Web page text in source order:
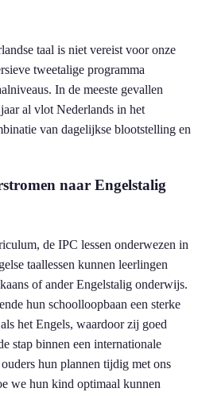
taal is niet vereist voor onze
tweetalige programma
In de meeste gevallen
al vlot Nederlands in het
van dagelijkse blootstelling en
naar Engelstalig
de IPC lessen onderwezen in
taallessen kunnen leerlingen
of ander Engelstalig onderwijs.
hun schoolloopbaan een sterke
het Engels, waardoor zij goed
stap binnen een internationale
hun plannen tijdig met ons
we hun kind optimaal kunnen